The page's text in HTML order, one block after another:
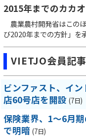
2015年までのカカ
農業農村開発省はこの
び2020年までの方針」を
VIETJO会員記事
ビンファスト、イ
店60号店を開設 (7日)
保険業界、1～6月
で明暗 (7日)